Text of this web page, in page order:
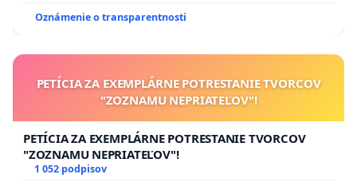
Oznámenie o transparentnosti
PETÍCIA ZA EXEMPLÁRNE POTRESTANIE TVORCOV
"ZOZNAMU NEPRIATEĽOV"!
PETÍCIA ZA EXEMPLÁRNE POTRESTANIE TVORCOV
"ZOZNAMU NEPRIATEĽOV"!
1 052 podpisov